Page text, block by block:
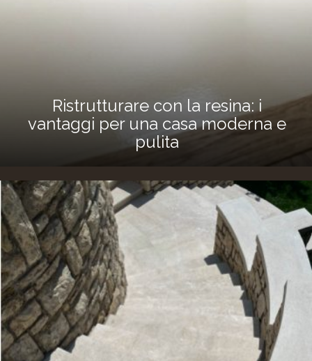
Ristrutturare con la resina: i
vantaggi per una casa moderna e
pulita